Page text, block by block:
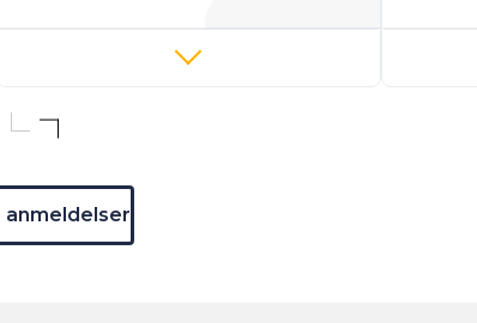
anmeldelser